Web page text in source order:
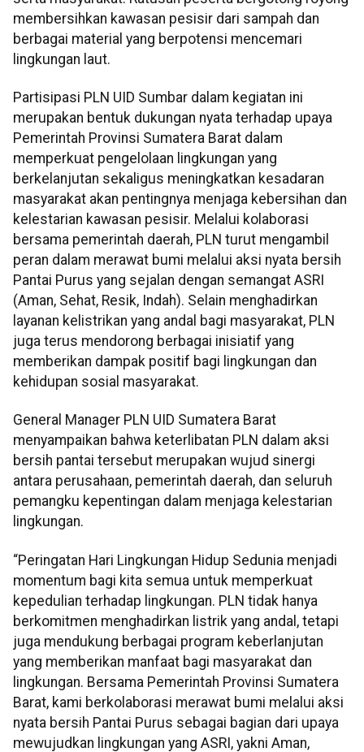
membersihkan kawasan pesisir dari sampah dan
berbagai material yang berpotensi mencemari
lingkungan laut.
Partisipasi PLN UID Sumbar dalam kegiatan ini
merupakan bentuk dukungan nyata terhadap upaya
Pemerintah Provinsi Sumatera Barat dalam
memperkuat pengelolaan lingkungan yang
berkelanjutan sekaligus meningkatkan kesadaran
masyarakat akan pentingnya menjaga kebersihan dan
kelestarian kawasan pesisir. Melalui kolaborasi
bersama pemerintah daerah, PLN turut mengambil
peran dalam merawat bumi melalui aksi nyata bersih
Pantai Purus yang sejalan dengan semangat ASRI
(Aman, Sehat, Resik, Indah). Selain menghadirkan
layanan kelistrikan yang andal bagi masyarakat, PLN
juga terus mendorong berbagai inisiatif yang
memberikan dampak positif bagi lingkungan dan
kehidupan sosial masyarakat.
General Manager PLN UID Sumatera Barat
menyampaikan bahwa keterlibatan PLN dalam aksi
bersih pantai tersebut merupakan wujud sinergi
antara perusahaan, pemerintah daerah, dan seluruh
pemangku kepentingan dalam menjaga kelestarian
lingkungan.
“Peringatan Hari Lingkungan Hidup Sedunia menjadi
momentum bagi kita semua untuk memperkuat
kepedulian terhadap lingkungan. PLN tidak hanya
berkomitmen menghadirkan listrik yang andal, tetapi
juga mendukung berbagai program keberlanjutan
yang memberikan manfaat bagi masyarakat dan
lingkungan. Bersama Pemerintah Provinsi Sumatera
Barat, kami berkolaborasi merawat bumi melalui aksi
nyata bersih Pantai Purus sebagai bagian dari upaya
mewujudkan lingkungan yang ASRI, yakni Aman,